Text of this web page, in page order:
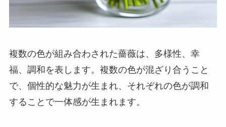
複数の色が組み合わされた薔薇は、多様性、幸
福、調和を表します。複数の色が混ざり合うこと
で、個性的な魅力が生まれ、それぞれの色が調和
することで一体感が生まれます。